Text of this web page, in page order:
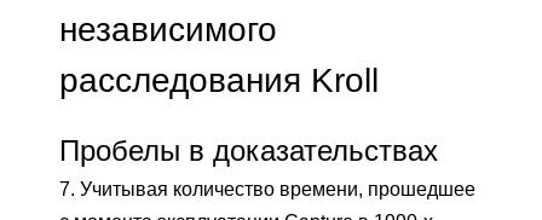
независимого
расследования Kroll
Пробелы в доказательствах
7. Учитывая количество времени, прошедшее